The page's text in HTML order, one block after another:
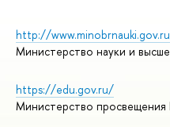
http://
Министерство науки и
https://edu.gov.ru/
Министерство просвещения